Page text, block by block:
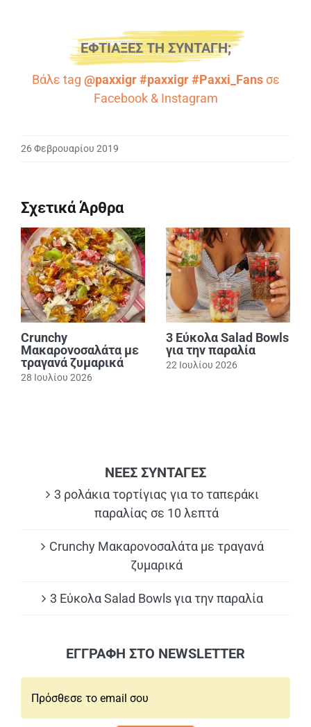
ΕΦΤΙΑΞΕΣ ΤΗ ΣΥΝΤΑΓΗ;
Βάλε tag @paxxigr #paxxigr #Paxxi_Fansσε
Facebook& Instagram
26 Φεβρουαρίου 2019
Σχετικά Άρθρα
Crunchy
Μακαρονοσαλάτα με
τραγανά ζυμαρικά
28 Ιουλίου 2026
3 Εύκολα Salad Bowls
για την παραλία
22 Ιουλίου 2026
ΝΕΕΣ ΣΥΝΤΑΓΕΣ
3 ρολάκια τορτίγιας για το ταπεράκι
παραλίας σε 10 λεπτά
Crunchy Μακαρονοσαλάτα με τραγανά
ζυμαρικά
3 Εύκολα Salad Bowls για την παραλία
ΕΓΓΡΑΦΗ ΣΤΟ NEWSLETTER